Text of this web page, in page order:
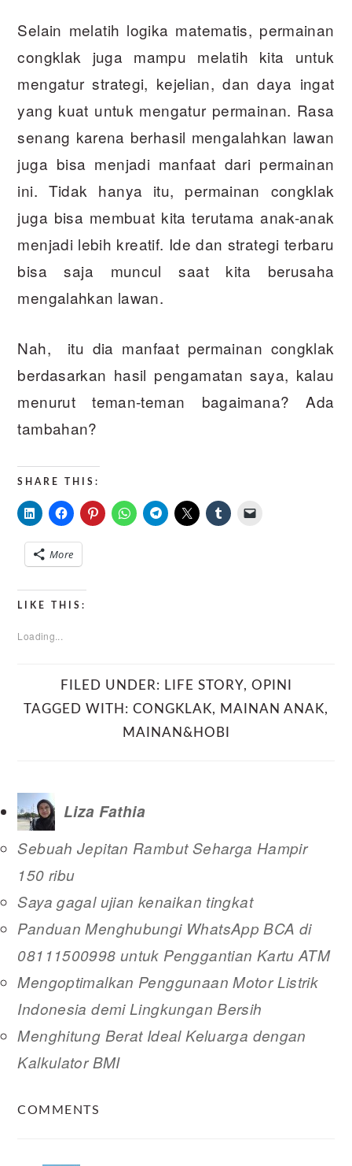
Selain melatih logika matematis, permainan
congklak juga mampu melatih kita untuk
mengatur strategi, kejelian, dan daya ingat
yang kuat untuk mengatur permainan. Rasa
senang karena berhasil mengalahkan lawan
juga bisa menjadi manfaat dari permainan
ini. Tidak hanya itu, permainan congklak
juga bisa membuat kita terutama anak-anak
menjadi lebih kreatif. Ide dan strategi terbaru
bisa saja muncul saat kita berusaha
mengalahkan lawan.
Nah, itu dia manfaat permainan congklak
berdasarkan hasil pengamatan saya, kalau
menurut teman-teman bagaimana? Ada
tambahan?
SHARE THIS:
More
LIKE THIS:
Loading...
FILED UNDER: LIFE STORY, OPINI
TAGGED WITH: CONGKLAK, MAINAN ANAK,
MAINAN&HOBI
Liza Fathia
Sebuah Jepitan Rambut Seharga Hampir
150 ribu
Saya gagal ujian kenaikan tingkat
Panduan Menghubungi WhatsApp BCA di
08111500998 untuk Penggantian Kartu ATM
Mengoptimalkan Penggunaan Motor Listrik
Indonesia demi Lingkungan Bersih
Menghitung Berat Ideal Keluarga dengan
Kalkulator BMI
COMMENTS